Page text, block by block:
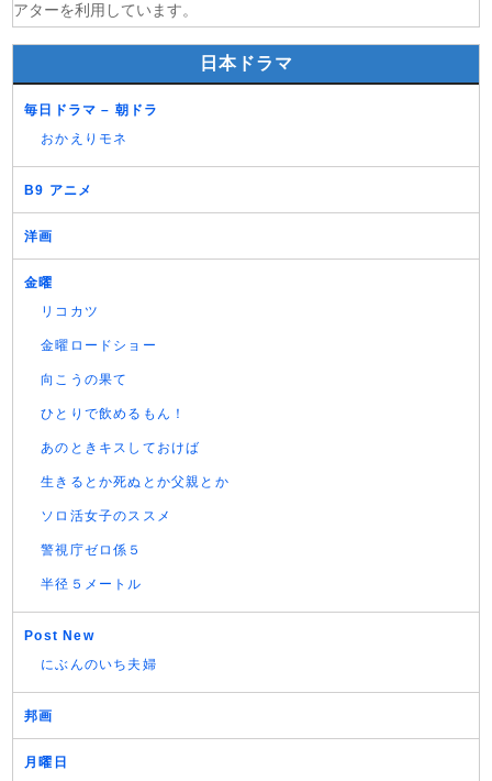
アターを利用しています。
日本ドラマ
毎日ドラマ – 朝ドラ
おかえりモネ
B9 アニメ
洋画
金曜
リコカツ
金曜ロードショー
向こうの果て
ひとりで飲めるもん！
あのときキスしておけば
生きるとか死ぬとか父親とか
ソロ活女子のススメ
警視庁ゼロ係５
半径５メートル
Post New
にぶんのいち夫婦
邦画
月曜日